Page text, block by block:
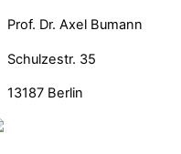
Prof. Dr. Axel Bumann
Schulzestr. 35
13187 Berlin